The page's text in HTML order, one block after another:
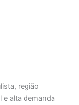
região
e alta demanda